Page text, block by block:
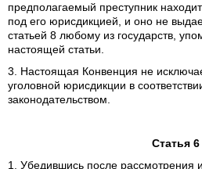
предполагаемый преступник
под его юрисдикцией, и оно не
статьей 8 любому из государств,
настоящей статьи.
3. Настоящая Конвенция не
уголовной юрисдикции в
законодательством.
Статья 6
1. Убедившись после рассмотрения